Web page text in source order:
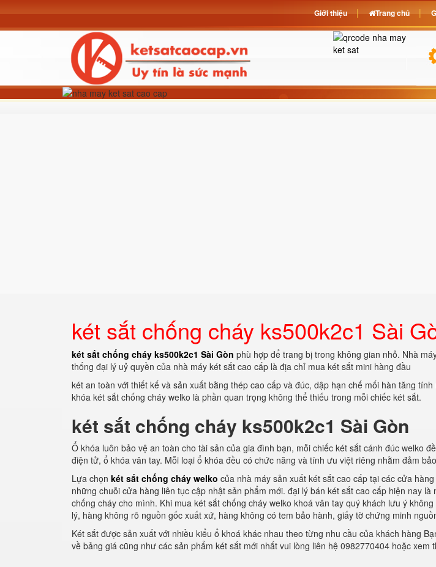
két sắt chống cháy ks500k2c1 Sài
két sắt chống cháy ks500k2c1 Sài Gòn phù hợp để trang bị trong không gian nhỏ. Nhà
thống đại lý uỷ quyền của nhà máy két sắt cao cấp là địa chỉ mua két sắt mini hàng đầu
két an toàn với thiết kế và sản xuất bằng thép cao cấp và đúc, dập hạn chế mối hàn tăng
khóa két sắt chống cháy welko là phần quan trọng không thể thiếu trong mỗi chiếc két sắt.
két sắt chống cháy ks500k2c1 Sài Gòn
Ổ khóa luôn bảo vệ an toàn cho tài sản của gia đình bạn, mỗi chiếc két sắt cánh đúc welko
điện tử, ổ khóa vân tay. Mỗi loại ổ khóa đều có chức năng và tính ưu việt riêng nhằm đảm
Lựa chọn két sắt chống cháy welko của nhà máy sản xuất két sắt cao cấp tại các cửa
những chuỗi cửa hàng liên tục cập nhật sản phẩm mới. đại lý bán két sắt cao cấp hiện nay
chống cháy cho mình. Khi mua két sắt chống cháy welko khoá vân tay quý khách lưu ý
lý, hàng không rõ nguồn gốc xuất xứ, hàng không có tem bảo hành, giấy tờ chứng minh
Két sắt được sản xuất với nhiều kiểu ổ khoá khác nhau theo từng nhu cầu của khách hàng
về bảng giá cũng như các sản phẩm két sắt mới nhất vui lòng liên hệ 0982770404 hoặc xem
Giới thiệu Trang chủ